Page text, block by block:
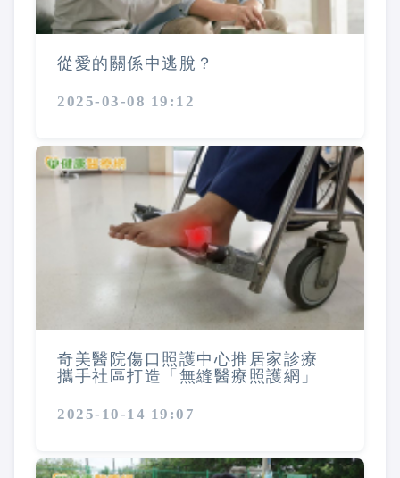
從愛的關係中逃脫？
2025-03-08 19:12
奇美醫院傷口照護中心推居家診療
攜手社區打造「無縫醫療照護網」
2025-10-14 19:07